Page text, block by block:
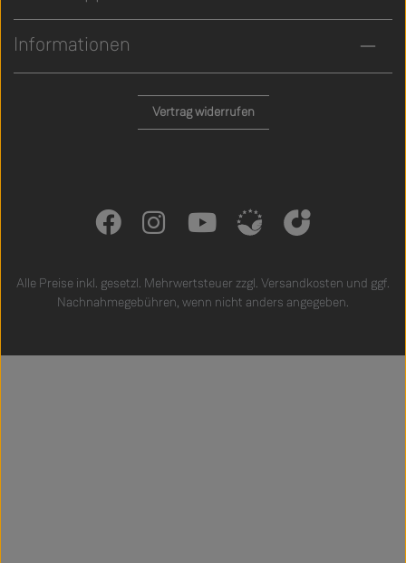
Informationen
Vertrag widerrufen
Alle Preise inkl. gesetzl. Mehrwertsteuer zzgl. Versandkosten und ggf.
Nachnahmegebühren, wenn nicht anders angegeben.